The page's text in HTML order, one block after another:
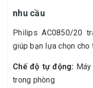
nhu cầu
Philips AC0850/20
giúp bạn lựa chọn cho
Chế độ tự động:
trong phòng